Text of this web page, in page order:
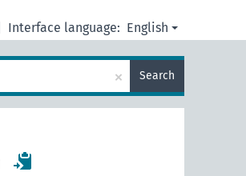
Interface language: English
× Search